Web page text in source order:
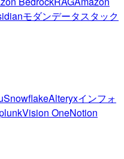
モダンデータスタック
SnowflakeAlteryxインフォ
Vision OneNotion